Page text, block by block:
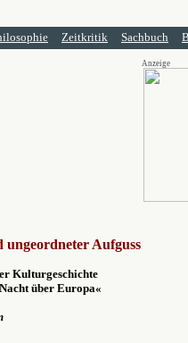
Zeitkritik Sachbuch
Anzeige
Aufguss
Kulturgeschichte
über Europa«